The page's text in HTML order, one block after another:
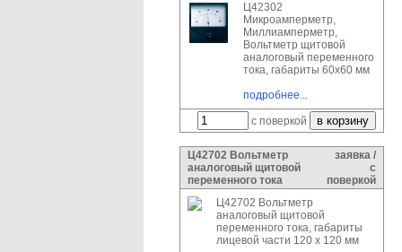
Ц42302
Микроамперметр,
Миллиамперметр,
Вольтметр щитовой
аналоговый переменного
тока, габариты 60х60 мм
подробнее...
с поверкой
Ц42702 Вольтметр
аналоговый щитовой
переменного тока
заявка /
с
поверкой
Ц42702 Вольтметр
аналоговый щитовой
переменного тока, габариты
лицевой части 120 х 120 мм